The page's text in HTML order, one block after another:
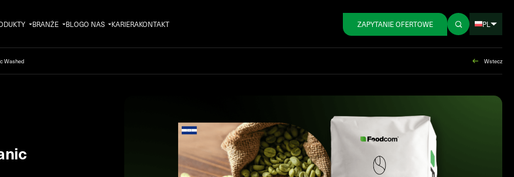
BRANŻE BLOGO NAS KARIERAKONTAKT ZAPYTANIE OFERTOWE PL
Washed Wstecz